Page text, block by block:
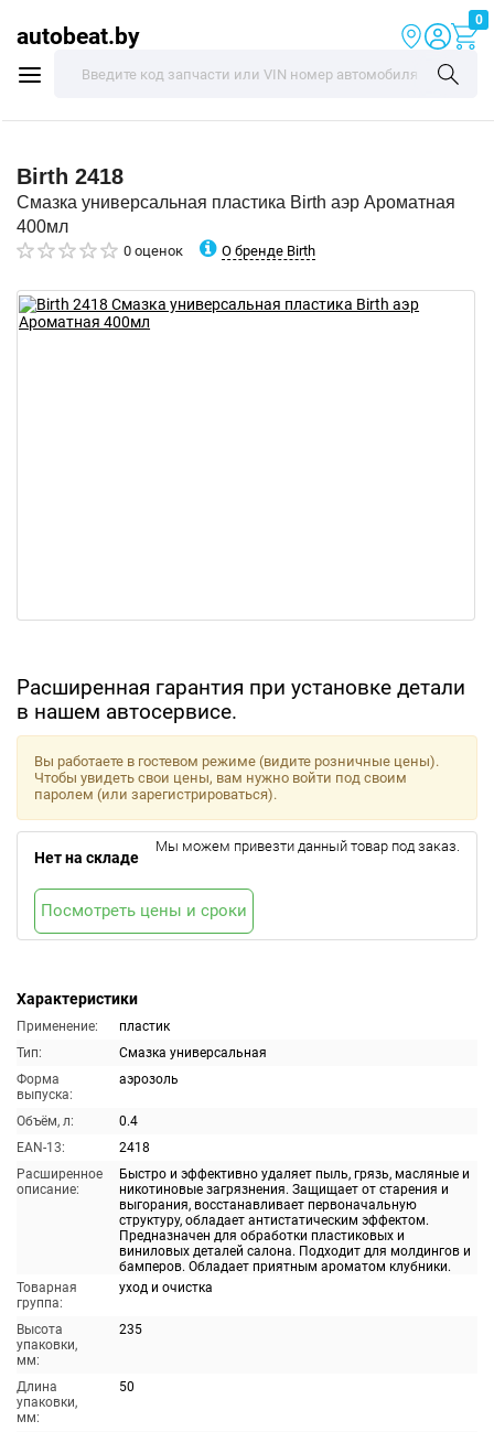
autobeat.by
0
Birth 2418
Смазка универсальная пластика Birth аэр Ароматная
400мл
0 оценок О бренде Birth
Расширенная гарантия при установке детали
в нашем автосервисе.
Характеристики
Применение:
пластик
Тип:
Смазка универсальная
Форма
выпуска:
аэрозоль
Объём, л:
0.4
EAN-13:
2418
Расширенное
описание:
Быстро и эффективно удаляет пыль, грязь, масляные и
никотиновые загрязнения. Защищает от старения и
выгорания, восстанавливает первоначальную
структуру, обладает антистатическим эффектом.
Предназначен для обработки пластиковых и
виниловых деталей салона. Подходит для молдингов и
бамперов. Обладает приятным ароматом клубники.
Товарная
группа:
уход и очистка
Высота
упаковки,
мм:
235
Длина
упаковки,
мм:
50
Вы работаете в гостевом режиме (видите розничные цены).
Чтобы увидеть свои цены, вам нужно войти под своим
паролем (или зарегистрироваться).
Нет на складе
Мы можем привезти данный товар под заказ.
Посмотреть цены и сроки